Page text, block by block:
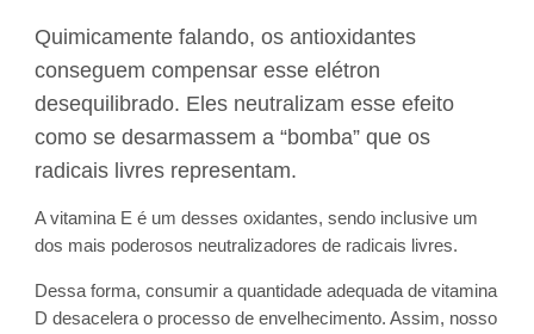
Quimicamente falando, os antioxidantes
conseguem compensar esse elétron
desequilibrado. Eles neutralizam esse efeito
como se desarmassem a “bomba” que os
radicais livres representam.
A vitamina E é um desses oxidantes, sendo inclusive um
dos mais poderosos neutralizadores de radicais livres.
Dessa forma, consumir a quantidade adequada de vitamina
D desacelera o processo de envelhecimento. Assim, nosso